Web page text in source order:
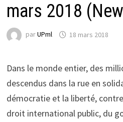
mars 2018
parUPml 18 mars 2018
Dans le monde entier, des
descendus dans la rue en
démocratie et la liberté,
droit international public, du